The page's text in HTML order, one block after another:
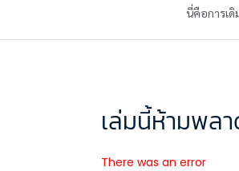
นี่คือการเ
เล่มนี้ห้ามพล
There was an error